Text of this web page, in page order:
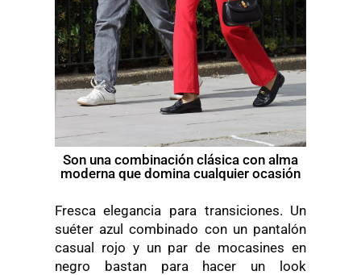
Son una combinación clásica con alma
moderna que domina cualquier ocasión
Fresca elegancia para transiciones. Un
suéter azul combinado con un pantalón
casual rojo y un par de mocasines en
negro bastan para hacer un look